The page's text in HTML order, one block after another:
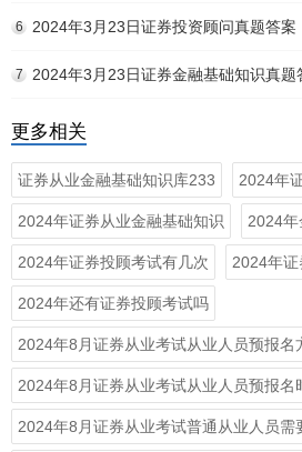
6 2024年3月23日证券投资顾问真题答案
7 2024年3月23日证券金融基础知识真题
更多相关
证券从业金融基础知识库233 2024年
2024年证券从业金融基础知识 2024
2024年证券投顾考试有几次 2024年
2024年还有证券投顾考试吗
2024年8月证券从业考试从业人员预报名
2024年8月证券从业考试从业人员预报名
2024年8月证券从业考试普通从业人员需